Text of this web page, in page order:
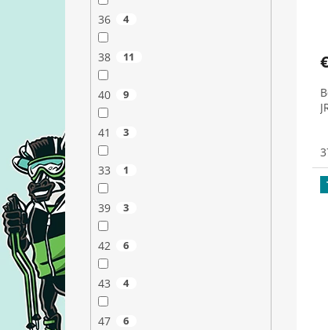
36 4
38 11
40 9
41 3
33 1
39 3
42 6
43 4
47 6